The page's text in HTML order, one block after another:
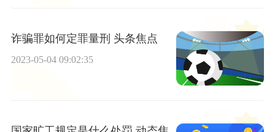
诈骗罪如何定罪量刑 头条焦点
2023-05-04 09:02:35